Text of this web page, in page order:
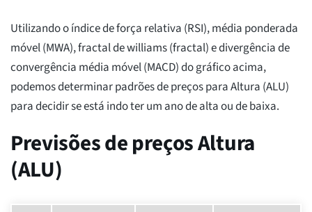
Utilizando o índice de força relativa (RSI), média ponderada
móvel (MWA), fractal de williams (fractal) e divergência de
convergência média móvel (MACD) do gráfico acima,
podemos determinar padrões de preços para Altura (ALU)
para decidir se está indo ter um ano de alta ou de baixa.
Previsões de preços Altura
(ALU)